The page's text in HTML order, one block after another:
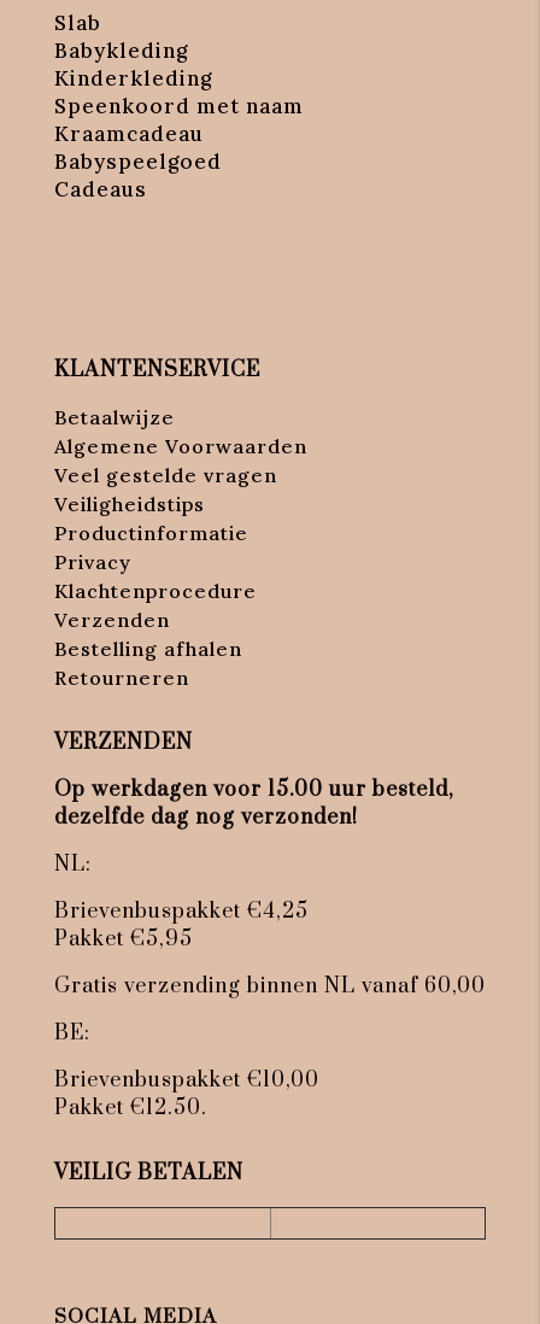
Slab
Babykleding
Kinderkleding
Speenkoord met naam
Kraamcadeau
Babyspeelgoed
Cadeaus
KLANTENSERVICE
Betaalwijze
Algemene Voorwaarden
Veel gestelde vragen
Veiligheidstips
Productinformatie
Privacy
Klachtenprocedure
Verzenden
Bestelling afhalen
Retourneren
VERZENDEN
Op werkdagen voor 15.00 uur besteld,
dezelfde dag nog verzonden!
NL:
Brievenbuspakket €4,25
Pakket €5,95
Gratis verzending binnen NL vanaf 60,00
BE:
Brievenbuspakket €10,00
Pakket €12.50.
VEILIG BETALEN
SOCIAL MEDIA